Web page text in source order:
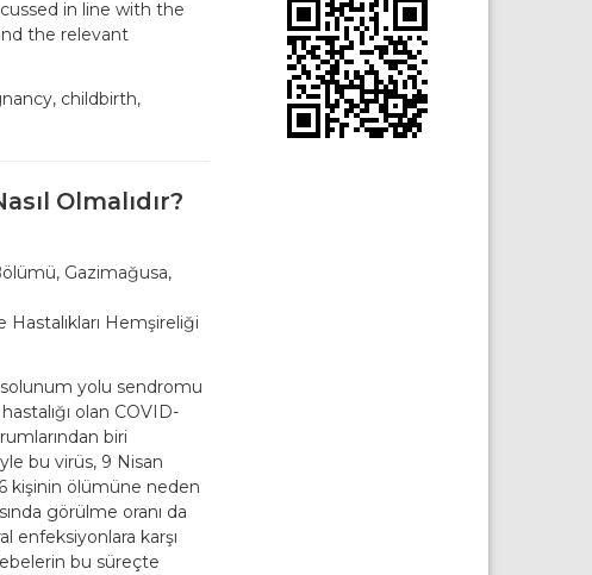
in line with the
the relevant
childbirth,
Olmalıdır?
Gazimağusa,
Hemşireliği
solunum yolu sendromu
olan COVID-
biri
bu virüs, 9 Nisan
kişinin ölümüne neden
görülme oranı da
enfeksiyonlara karşı
bu süreçte